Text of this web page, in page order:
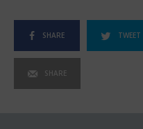
SHARE TWEET
SHARE